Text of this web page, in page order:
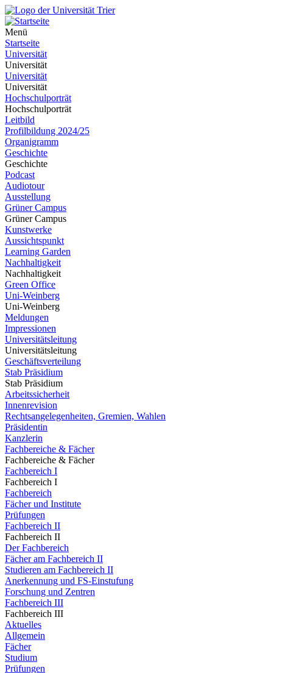
Menü
Startseite
Universität
Universität
Universität
Universität
Hochschulporträt
Hochschulporträt
Leitbild
Profilbildung 2024/25
Organigramm
Geschichte
Geschichte
Podcast
Audiotour
Ausstellung
Grüner Campus
Grüner Campus
Kunstwerke
Aussichtspunkt
Learning Garden
Nachhaltigkeit
Nachhaltigkeit
Green Office
Uni-Weinberg
Uni-Weinberg
Meldungen
Impressionen
Universitätsleitung
Universitätsleitung
Geschäftsverteilung
Stab Präsidium
Stab Präsidium
Arbeitssicherheit
Innenrevision
Rechtsangelegenheiten, Gremien, Wahlen
Präsidentin
Kanzlerin
Fachbereiche & Fächer
Fachbereiche & Fächer
Fachbereich I
Fachbereich I
Fachbereich
Fächer und Institute
Prüfungen
Fachbereich II
Fachbereich II
Der Fachbereich
Fächer am Fachbereich II
Studieren am Fachbereich II
Anerkennung und FS-Einstufung
Forschung und Zentren
Fachbereich III
Fachbereich III
Aktuelles
Allgemein
Fächer
Studium
Prüfungen